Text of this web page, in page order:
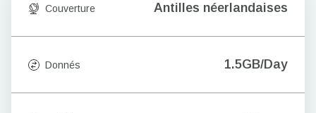
Couverture Antilles néerlandaises
Donnés 1.5GB/Day